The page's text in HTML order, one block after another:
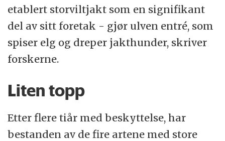
etablert storviltjakt som en signifikant
del av sitt foretak - gjør ulven entré, som
spiser elg og dreper jakthunder, skriver
forskerne.
Liten topp
Etter flere tiår med beskyttelse, har
bestanden av de fire artene med store